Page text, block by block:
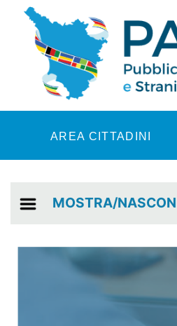
Skip to main content
AREA CITTADINI
MOSTRA/